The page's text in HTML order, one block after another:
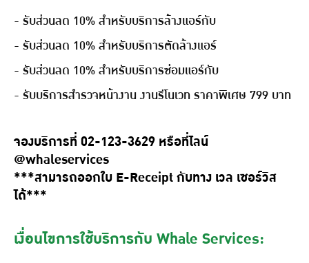
- รับส่วนลด 10% สำหรับบริการล้างแอร์กับ
- รับส่วนลด 10% สำหรับบริการตัดล้างแอร์
- รับส่วนลด 10% สำหรับบริการซ่อมแอร์กับ
- รับบริการสำรวจหน้างาน งานรีโนเวท ราคาพิเศษ 799 บาท
จองบริการที่ 02-123-3629 หรือที่ไลน์
@whaleservices
***สามารถออกใบ E-Receipt กับทาง เวล เซอร์วิส
ได้***
เงื่อนไขการใช้บริการกับ Whale Services: